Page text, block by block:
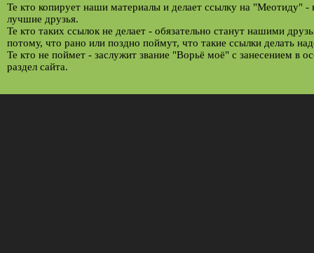
Те кто копирует наши материалы и делает ссылку на "Меотиду" -
лучшие друзья.
Те кто таких ссылок не делает - обязательно станут нашими
потому, что рано или поздно поймут, что такие ссылки делать
Те кто не поймет - заслужит звание "Ворьё моё" с занесением в
раздел сайта.